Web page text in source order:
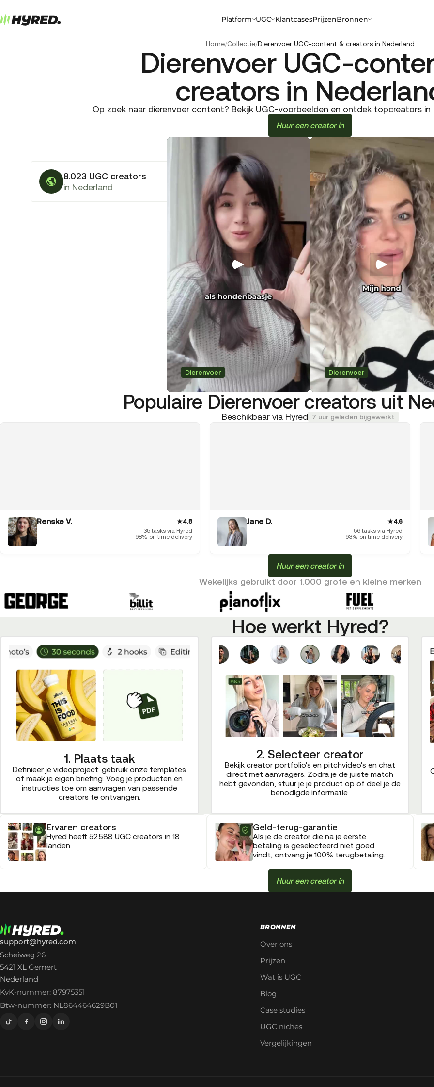
Platform UGC KlantcasesPrijzenBronnen
Home/Collectie/Dierenvoer UGC-content & creators in Nederland
Dierenvoer UGC-
creators in
Op zoek naar dierenvoer content? Bekijk UGC-voorbeelden en ontdek topcreators in
Huur een creator in
8.023 UGC creators
in Nederland
Dierenvoer Dierenvoer
Populaire Dierenvoer creators uit
Beschikbaar via Hyred 7 uur geleden bijgewerkt
Renske V. ★4.8
35 tasks via Hyred
98% on time delivery
Jane D. ★4.6
56 tasks via Hyred
93% on time delivery
Huur een creator in
Wekelijks gebruikt door 1.000 grote en kleine merken
Hoe werkt Hyred?
1. Plaats taak
Definieer je videoproject: gebruik onze templates
of maak je eigen briefing. Voeg je producten en
instructies toe om aanvragen van passende
creators te ontvangen.
2. Selecteer creator
Bekijk creator portfolio's en pitchvideo's en chat
direct met aanvragers. Zodra je de juiste match
hebt gevonden, stuur je je product op of deel je de
benodigde informatie.
Ervaren creators
Hyred heeft 52.588 UGC creators in 18
landen.
Geld-terug-garantie
Als je de creator die na je eerste
betaling is geselecteerd niet goed
vindt, ontvang je 100% terugbetaling.
Huur een creator in
support@hyred.com
Scheiweg 26
5421 XL Gemert
Nederland
KvK-nummer: 87975351
Btw-nummer: NL864464629B01
BRONNEN
Over ons
Prijzen
Wat is UGC
Blog
Case studies
UGC niches
Vergelijkingen